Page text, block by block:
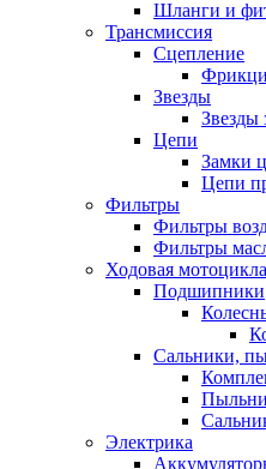
Шланги и
Трансмиссия
Cцепление
Звезды
Звезды
Цепи
Замки
Цепи
Фильтры
Фильтры
Фильтры
Ходовая мотоцикла
Подшипники
Сальники,
Электрика